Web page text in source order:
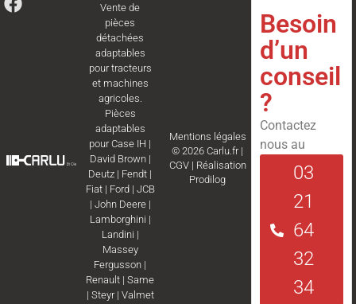
Vente de
pièces
détachées
adaptables
pour tracteurs
et machines
agricoles.
Pièces
adaptables
pourCase IH |
David Brown|
Deutz | Fendt |
Fiat| Ford | JCB
| John Deere|
Lamborghini |
Landini |
Massey
Fergusson |
Renault |Same
| Steyr| Valmet
Mentions légales
© 2026 Carlu.fr |
CGV| Réalisation
Prodilog
Besoin
d’un
conseil
?
Contactez
nous au
03
21
64
32
34